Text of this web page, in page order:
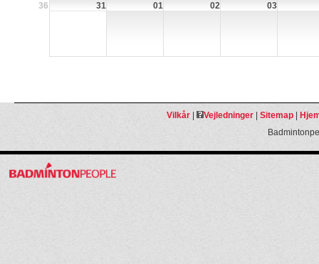
36 31 01 02 03
Vilkår| Vejledninger| Sitemap|